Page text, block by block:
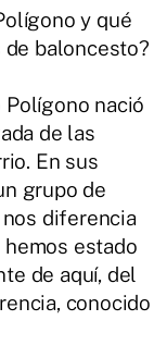
y qué
baloncesto?
nació
de las
En sus
grupo de
diferencia
estado
de aquí, del
conocido